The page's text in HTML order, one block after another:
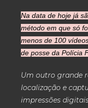
Na data de hoje já
método em que só
menos de 100
de posse da Polícia
Um outro grande
localização e
impressões